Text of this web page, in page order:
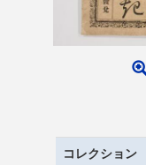
コレクション